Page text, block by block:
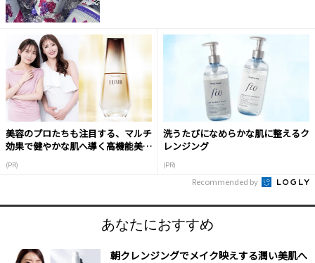
美容のプロたちも注目する、マルチ
効果で健やかな肌へ導く高機能美容
(PR)
洗うたびになめらかな肌に整えるク
レンジング
(PR)
Recommended by
あなたにおすすめ
朝クレンジングでメイク映えする潤い美肌へ